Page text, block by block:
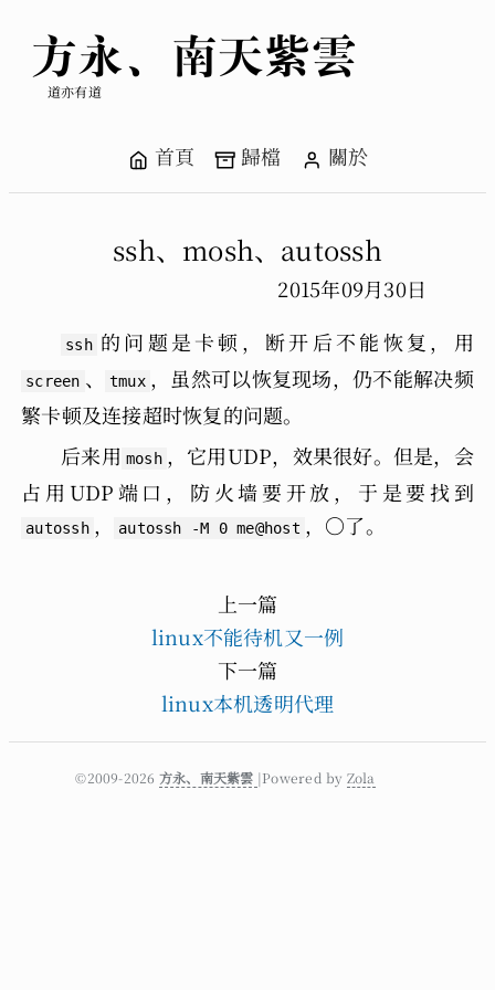
方永、南天紫雲
道亦有道
首頁 歸檔 關於
ssh、mosh、autossh
2015年09月30日
ssh 的问题是卡顿，断开后不能恢复，用
screen 、 tmux ，
虽然可以恢复现场，仍不能解决频
繁卡顿及连接超时恢复的问题。
后来用 mosh ，它用UDP，效果很好。但是，会
占用UDP端口，防火墙要开放，于是要找到
autossh ， autossh -M 0 me@host ，〇了。
上一篇
linux不能待机又一例
下一篇
linux本机透明代理
©2009-2026 方永、南天紫雲 |Powered by Zola